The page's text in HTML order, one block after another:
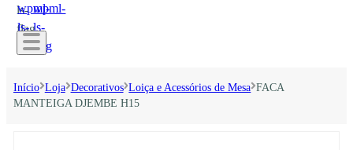
Início Loja Decorativos Loiça e Acessórios de Mesa FACA
MANTEIGA DJEMBE H15